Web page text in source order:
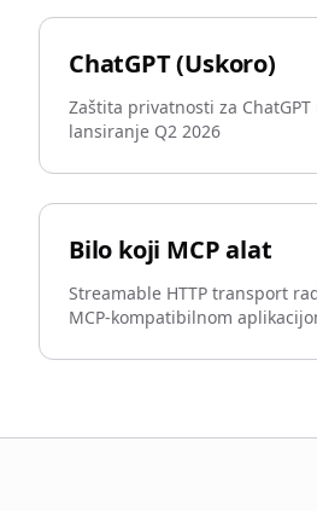
ChatGPT (Uskoro)
Zaštita privatnosti za ChatGPT
lansiranje Q2 2026
Bilo koji MCP alat
Streamable HTTP transport
MCP-kompatibilnom